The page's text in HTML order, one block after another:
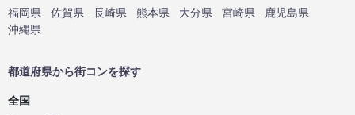
福岡県
佐賀県 長崎県 熊本県 大分県 宮崎県
鹿児島県
沖縄県
都道府県から街コンを探す
全国